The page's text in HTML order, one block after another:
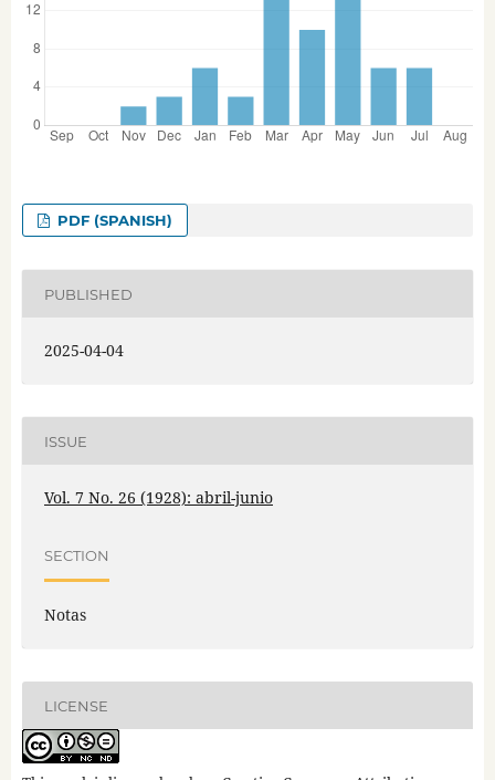
PDF (SPANISH)
PUBLISHED
2025-04-04
ISSUE
Vol. 7 No. 26 (1928): abril-junio
SECTION
Notas
LICENSE